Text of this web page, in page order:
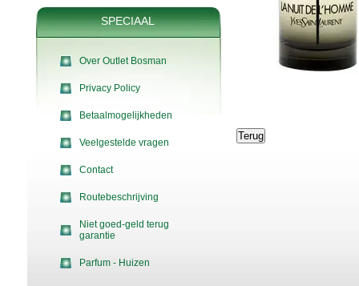
SPECIAAL
Over Outlet Bosman
Privacy Policy
Betaalmogelijkheden
Veelgestelde vragen
Contact
Routebeschrijving
Niet goed-geld terug
garantie
Parfum - Huizen